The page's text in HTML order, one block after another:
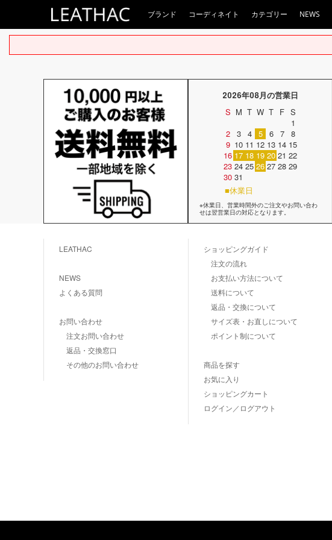
ブランド コーディネイト カテゴリー NEWS
2026年08月の営業日
S M T W T F S
1
2
3 4 5 6 7
8
9 10 11 12 13 14 15
16 17 18 19 20 21 22
23 24 25 26 27 28 29
30 31
■休業日
※休業日、営業時間外のご注文やお問い合わ
せは翌営業日の対応となります。
LEATHAC
NEWS
よくある質問
お問い合わせ
注文お問い合わせ
返品・交換窓口
その他のお問い合わせ
ショッピングガイド
注文の流れ
お支払い方法について
送料について
返品・交換について
サイズ表・お直しについて
ポイント制について
商品を探す
お気に入り
ショッピングカート
ログイン／ログアウト